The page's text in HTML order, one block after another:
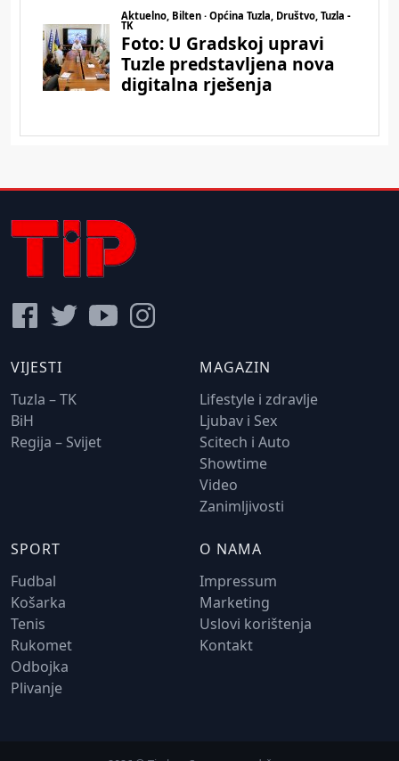
VIJESTI
Tuzla – TK
BiH
Regija – Svijet
MAGAZIN
Lifestyle i zdravlje
Ljubav i Sex
Scitech i Auto
Showtime
Video
Zanimljivosti
SPORT
Fudbal
Košarka
Tenis
Rukomet
Odbojka
Plivanje
O NAMA
Impressum
Marketing
Uslovi korištenja
Kontakt